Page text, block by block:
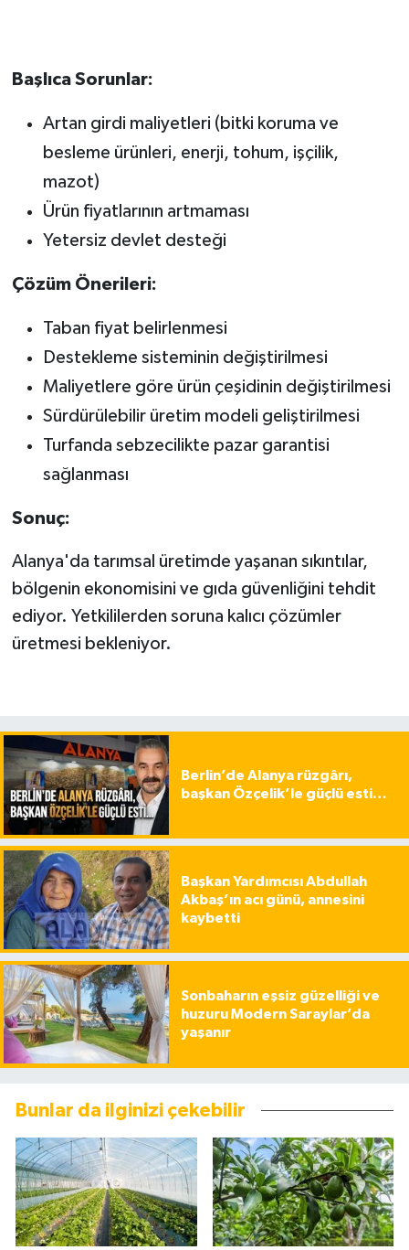
Başlıca Sorunlar:
Artan girdi maliyetleri (bitki koruma ve
besleme ürünleri, enerji, tohum, işçilik,
mazot)
Ürün fiyatlarının artmaması
Yetersiz devlet desteği
Çözüm Önerileri:
Taban fiyat belirlenmesi
Destekleme sisteminin değiştirilmesi
Maliyetlere göre ürün çeşidinin değiştirilmesi
Sürdürülebilir üretim modeli geliştirilmesi
Turfanda sebzecilikte pazar garantisi
sağlanması
Sonuç:
Alanya'da tarımsal üretimde yaşanan sıkıntılar,
bölgenin ekonomisini ve gıda güvenliğini tehdit
ediyor. Yetkililerden soruna kalıcı çözümler
üretmesi bekleniyor.
Berlin’de Alanya rüzgârı,
başkan Özçelik’le güçlü esti…
Başkan Yardımcısı Abdullah
Akbaş’ın acı günü, annesini
kaybetti
Sonbaharın eşsiz güzelliği ve
huzuru Modern Saraylar’da
yaşanır
Bunlar da ilginizi çekebilir